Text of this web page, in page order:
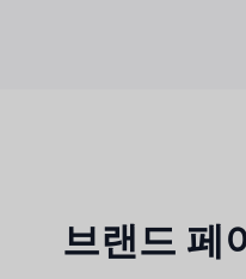
브랜드 페